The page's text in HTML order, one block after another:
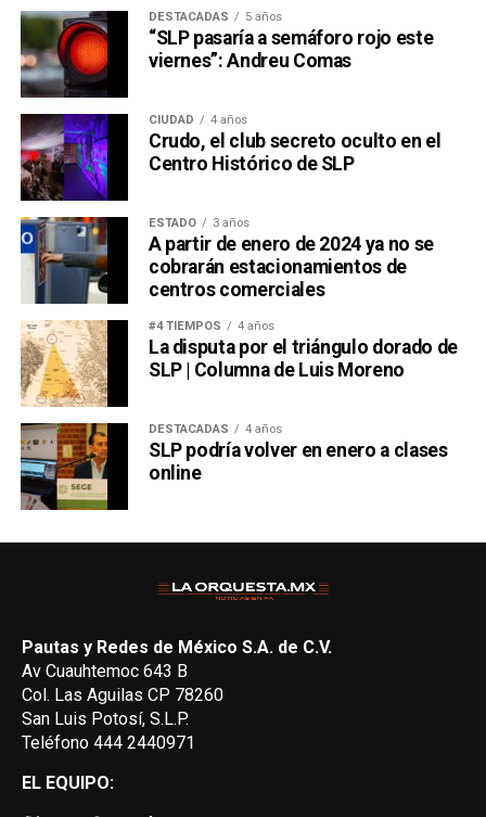
DESTACADAS 5 años
“SLP pasaría a semáforo rojo este
viernes”: Andreu Comas
CIUDAD 4 años
Crudo, el club secreto oculto en el
Centro Histórico de SLP
ESTADO 3 años
A partir de enero de 2024 ya no se
cobrarán estacionamientos de
centros comerciales
#4 TIEMPOS 4 años
La disputa por el triángulo dorado de
SLP | Columna de Luis Moreno
DESTACADAS 4 años
SLP podría volver en enero a clases
online
Pautas y Redes de México S.A. de C.V.
Av Cuauhtemoc 643 B
Col. Las Aguilas CP 78260
San Luis Potosí, S.L.P.
Teléfono 444 2440971
EL EQUIPO: